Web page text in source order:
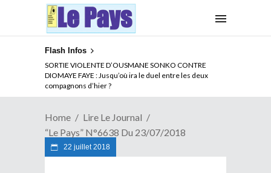
Flash Infos
SORTIE VIOLENTE D’OUSMANE SONKO CONTRE
DIOMAYE FAYE : Jusqu’où ira le duel entre les deux
compagnons d’hier ?
Home
Lire Le Journal
“Le Pays” N°6638 Du 23/07/2018
22 juillet 2018